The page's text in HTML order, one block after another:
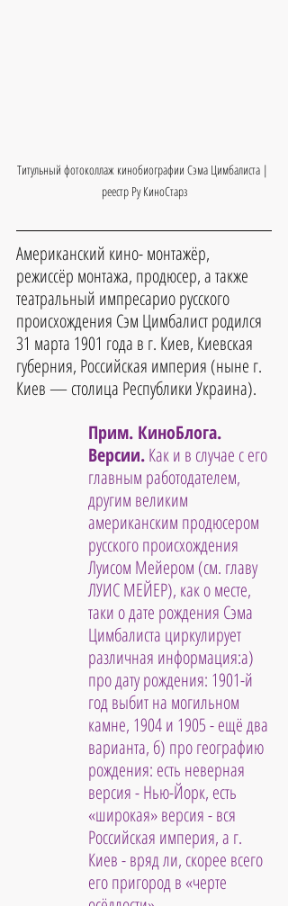
Титульный фотоколлаж кинобиографии Сэма Цимбалиста |
реестр Ру КиноСтарз
Американский кино- монтажёр,
режиссёр монтажа, продюсер, а также
театральный импресарио русского
происхождения Сэм Цимбалист родился
31 марта 1901 года в г. Киев, Киевская
губерния, Российская империя (ныне г.
Киев — столица Республики Украина).
Прим. КиноБлога.
Версии.Как и в случае с его
главным работодателем,
другим великим
американским продюсером
русского происхождения
Луисом Мейером (см. главу
ЛУИС МЕЙЕР), как о месте,
таки о дате рождения Сэма
Цимбалиста циркулирует
различная информация:а)
про дату рождения: 1901-й
год выбит на могильном
камне, 1904 и 1905 - ещё два
варианта, б) про географию
рождения: есть неверная
версия - Нью-Йорк, есть
«широкая» версия - вся
Российская империя, а г.
Киев - вряд ли, скорее всего
его пригород в «черте